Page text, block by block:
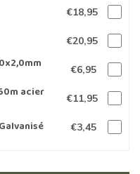
€18,95
€20,95
€6,95
acier €11,95
€3,45